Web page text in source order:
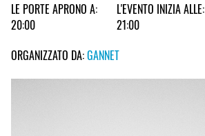
LE PORTE APRONO A:
20:00
L'EVENTO INIZIA ALLE:
21:00
ORGANIZZATO DA:GANNET